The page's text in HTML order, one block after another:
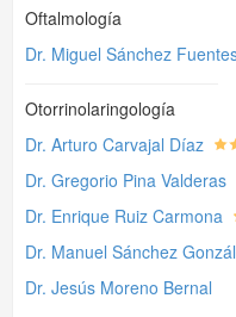
Oftalmología
Dr. Miguel Sánchez
Otorrinolaringología
Dr. Arturo Carvajal Díaz
Dr. Gregorio Pina Valderas
Dr. Enrique Ruiz Carmona
Dr. Manuel Sánchez
Dr. Jesús Moreno Bernal